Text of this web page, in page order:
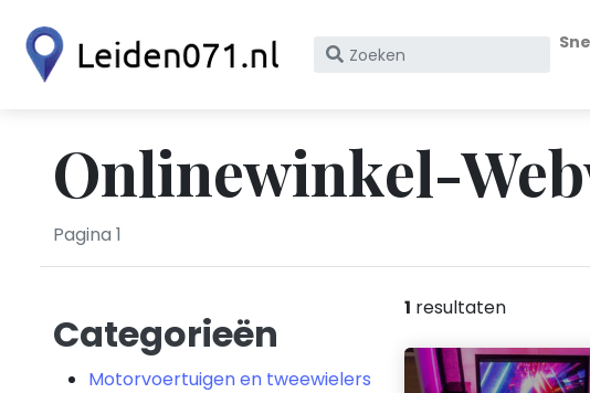
Zoek
KvK
nummer
Onlinewinkel-
Pagina 1
Categorieën
Motorvoertuigen en tweewielers
1 resultaten